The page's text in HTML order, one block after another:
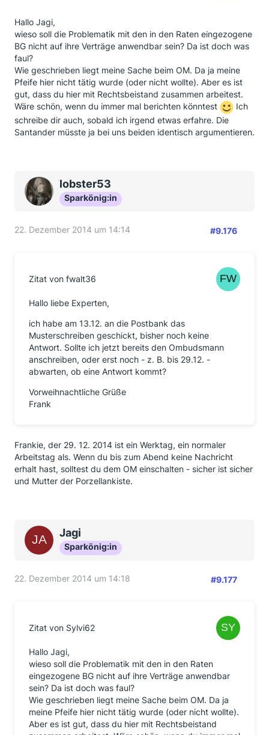
Hallo Jagi,
wieso soll die Problematik mit den in den Raten eingezogene
BG nicht auf ihre Verträge anwendbar sein? Da ist doch was
faul?
Wie geschrieben liegt meine Sache beim OM. Da ja meine
Pfeife hier nicht tätig wurde (oder nicht wollte). Aber es ist
gut, dass du hier mit Rechtsbeistand zusammen arbeitest.
Wäre schön, wenn du immer mal berichten könntest
Ich
schreibe dir auch, sobald ich irgend etwas erfahre. Die
Santander müsste ja bei uns beiden identisch argumentieren.
lobster53
Sparkönig:in
22. Dezember 2014 um 14:14 #9.176
Zitat von fwalt36
Hallo liebe Experten,
ich habe am 13.12. an die Postbank das
Musterschreiben geschickt, bisher noch keine
Antwort. Sollte ich jetzt bereits den Ombudsmann
anschreiben, oder erst noch - z. B. bis 29.12. -
abwarten, ob eine Antwort kommt?
Vorweihnachtliche Grüße
Frank
Frankie, der 29. 12. 2014 ist ein Werktag, ein normaler
Arbeitstag als. Wenn du bis zum Abend keine Nachricht
erhalt hast, solltest du dem OM einschalten - sicher ist sicher
und Mutter der Porzellankiste.
Jagi
Sparkönig:in
22. Dezember 2014 um 14:18 #9.177
Zitat von Sylvi62
Hallo Jagi,
wieso soll die Problematik mit den in den Raten
eingezogene BG nicht auf ihre Verträge anwendbar
sein? Da ist doch was faul?
Wie geschrieben liegt meine Sache beim OM. Da ja
meine Pfeife hier nicht tätig wurde (oder nicht wollte).
Aber es ist gut, dass du hier mit Rechtsbeistand